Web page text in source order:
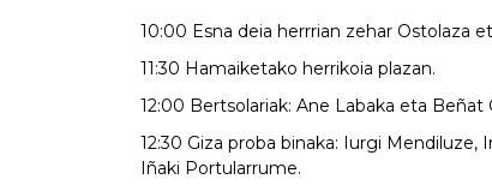
10:00 Esna deia herrrian zehar Ostolaza
11:30 Hamaiketako herrikoia plazan.
12:00 Bertsolariak: Ane Labaka eta Beñat
12:30 Giza proba binaka: Iurgi Mendiluze,
Iñaki Portularrume.